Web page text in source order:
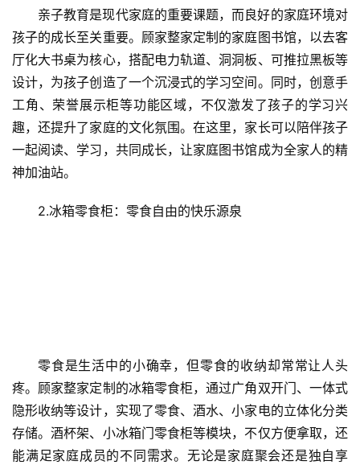
亲子教育是现代家庭的重要课题，而良好的家庭环境对
孩子的成长至关重要。顾家整家定制的家庭图书馆，以去客
厅化大书桌为核心，搭配电力轨道、洞洞板、可推拉黑板等
设计，为孩子创造了一个沉浸式的学习空间。同时，创意手
工角、荣誉展示柜等功能区域，不仅激发了孩子的学习兴
趣，还提升了家庭的文化氛围。在这里，家长可以陪伴孩子
一起阅读、学习，共同成长，让家庭图书馆成为全家人的精
神加油站。
2.冰箱零食柜：零食自由的快乐源泉
零食是生活中的小确幸，但零食的收纳却常常让人头
疼。顾家整家定制的冰箱零食柜，通过广角双开门、一体式
隐形收纳等设计，实现了零食、酒水、小家电的立体化分类
存储。酒杯架、小冰箱门零食柜等模块，不仅方便拿取，还
能满足家庭成员的不同需求。无论是家庭聚会还是独自享